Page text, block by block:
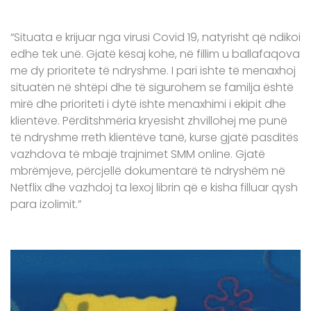
“Situata e krijuar nga virusi Covid 19, natyrisht që ndikoi
edhe tek unë. Gjatë kësaj kohe, në fillim u ballafaqova
me dy prioritete të ndryshme. I pari ishte të menaxhoj
situatën në shtëpi dhe të sigurohem se familja është
mirë dhe prioriteti i dytë ishte menaxhimi i ekipit dhe
klientëve. Përditshmëria kryesisht zhvillohej me punë
të ndryshme rreth klientëve tanë, kurse gjatë pasditës
vazhdova të mbajë trajnimet SMM online. Gjatë
mbrëmjeve, përcjellë dokumentarë të ndryshëm në
Netflix dhe vazhdoj ta lexoj librin që e kisha filluar qysh
para izolimit.”